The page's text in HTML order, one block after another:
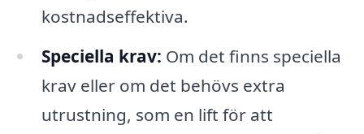
kostnadseffektiva.
Speciella krav: Om det finns speciella
krav eller om det behövs extra
utrustning, som en lift för att